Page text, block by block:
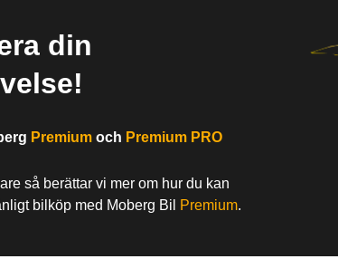
din
Premium och Premium PRO
så berättar vi mer om hur du kan
bilköp med Moberg Bil
Premium.